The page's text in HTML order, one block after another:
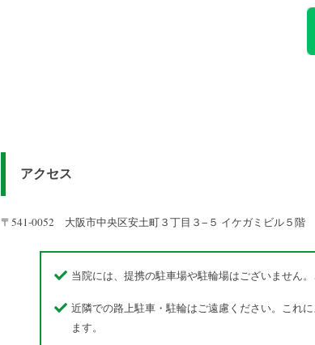
アクセス
〒541-0052 大阪市中央区安土町３丁目３−５ イケガミビル５階
当院には、提携の駐車場や駐輪場はございません
近隣での路上駐車・駐輪はご遠慮ください。これ
ます。